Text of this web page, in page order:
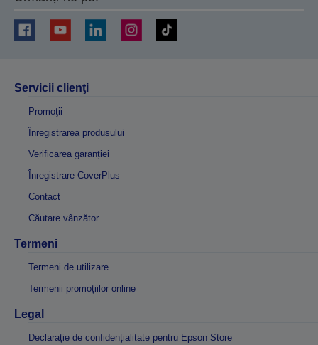
Servicii clienţi
Promoţii
Înregistrarea produsului
Verificarea garanției
Înregistrare CoverPlus
Contact
Căutare vânzător
Termeni
Termeni de utilizare
Termenii promoțiilor online
Legal
Declarație de confidențialitate pentru Epson Store